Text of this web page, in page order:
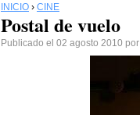
INICIO › CINE
Postal de vuelo
Publicado el 02 agosto 2010 por